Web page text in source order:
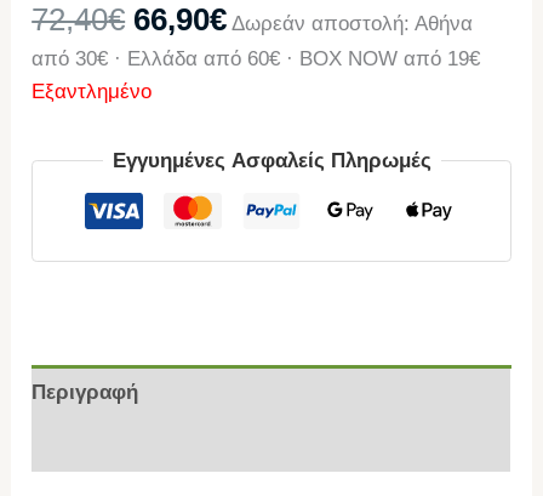
72,40€ 66,90€ Δωρεάν αποστολή: Αθήνα
από 30€ · Ελλάδα από 60€ · BOX NOW από 19€
Εξαντλημένο
Εγγυημένες Ασφαλείς Πληρωμές
Περιγραφή